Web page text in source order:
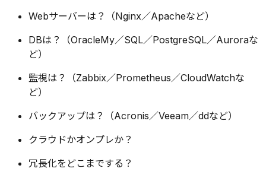
Webサーバーは？（Nginx／Apacheなど）
DBは？（OracleMy／SQL／PostgreSQL／Auroraな
ど）
監視は？（Zabbix／Prometheus／CloudWatchな
ど）
バックアップは？（Acronis／Veeam／ddなど）
クラウドかオンプレか？
冗長化をどこまでする？